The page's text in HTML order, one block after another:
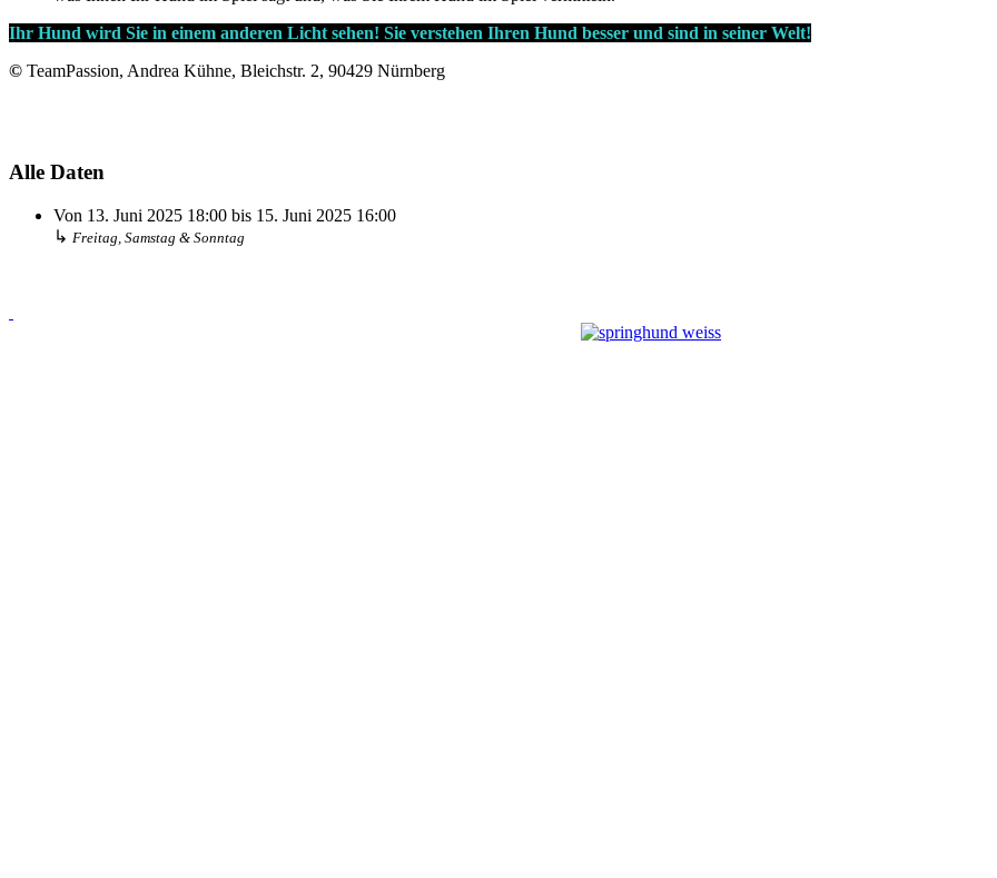
Ihr Hund wird Sie in einem anderen Licht sehen! Sie verstehen Ihren Hund besser und sind in seiner Welt!
© TeamPassion, Andrea Kühne, Bleichstr. 2, 90429 Nürnberg
Alle Daten
Von 13. Juni 2025 18:00 bis 15. Juni 2025 16:00
↳ Freitag, Samstag & Sonntag